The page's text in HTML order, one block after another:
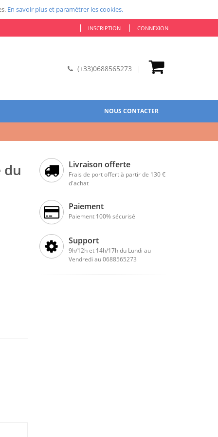
En savoir plus et paramétrer les cookies.
INSCRIPTION CONNEXION
(+33)0688565273
NOUS CONTACTER
du Livraison offerte
Frais de port offert à partir de 130 €
d'achat
Paiement
Paiement 100% sécurisé
Support
9h/12h et 14h/17h du Lundi au
Vendredi au 0688565273